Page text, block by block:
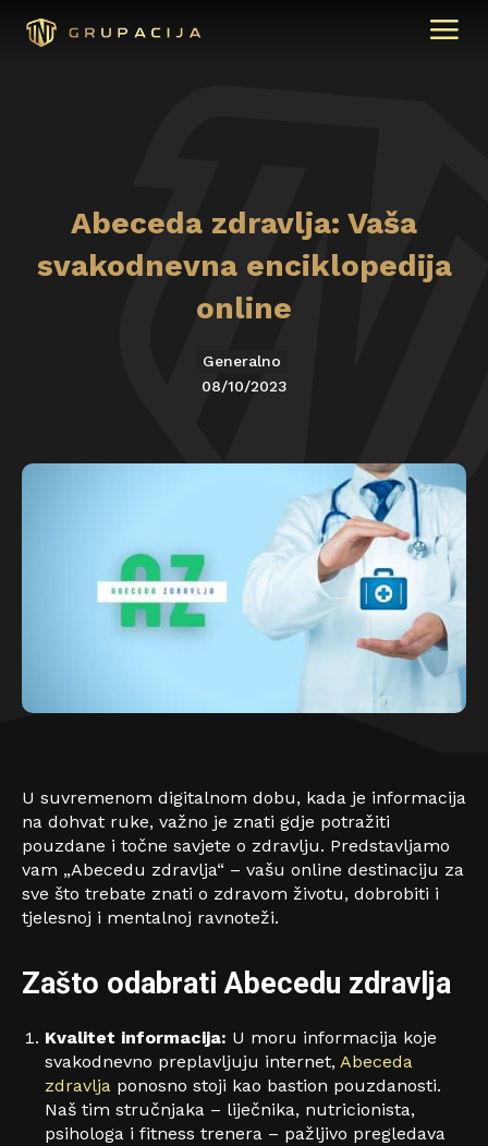
Abeceda zdravlja: Vaša
svakodnevna enciklopedija
online
Generalno
08/10/2023
U suvremenom digitalnom dobu, kada je informacija
na dohvat ruke, važno je znati gdje potražiti
pouzdane i točne savjete o zdravlju. Predstavljamo
vam „Abecedu zdravlja“ – vašu online destinaciju za
sve što trebate znati o zdravom životu, dobrobiti i
tjelesnoj i mentalnoj ravnoteži.
Zašto odabrati Abecedu zdravlja
Kvalitet informacija: U moru informacija koje
svakodnevno preplavljuju internet, Abeceda
zdravlja ponosno stoji kao bastion pouzdanosti.
Naš tim stručnjaka – liječnika, nutricionista,
psihologa i fitness trenera – pažljivo pregledava